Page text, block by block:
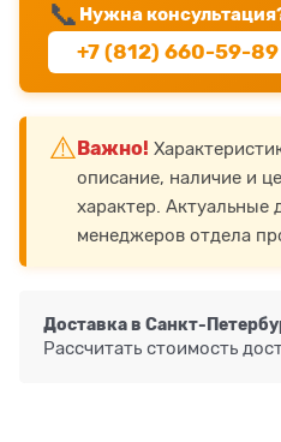
📞 Нужна
+7 (812) 660-59-89
⚠️Важно!
описание, наличие и
характер. Актуальные
менеджеров отдела
Доставка в Санкт-
Рассчитать стоимость